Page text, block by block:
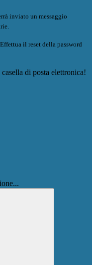
inviato un messaggio
il reset della password
di posta elettronica!